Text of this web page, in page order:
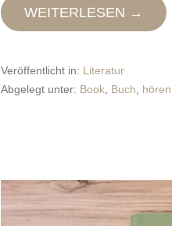
WEITERLESEN →
Veröffentlicht in: Literatur
Abgelegt unter: Book Buch hören